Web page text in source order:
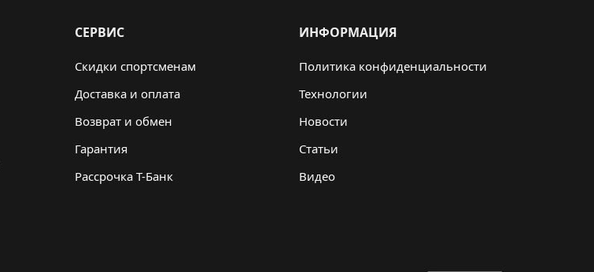
СЕРВИС
Скидки спортсменам
Доставка и оплата
Возврат и обмен
Гарантия
Рассрочка Т-Банк
ИНФОРМАЦИЯ
Политика конфиденциальности
Технологии
Новости
Статьи
Видео